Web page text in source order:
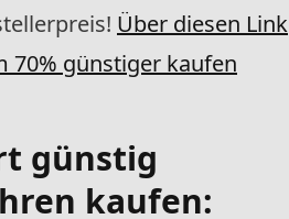
Über diesen Link
70% günstiger kaufen
günstig
kaufen: